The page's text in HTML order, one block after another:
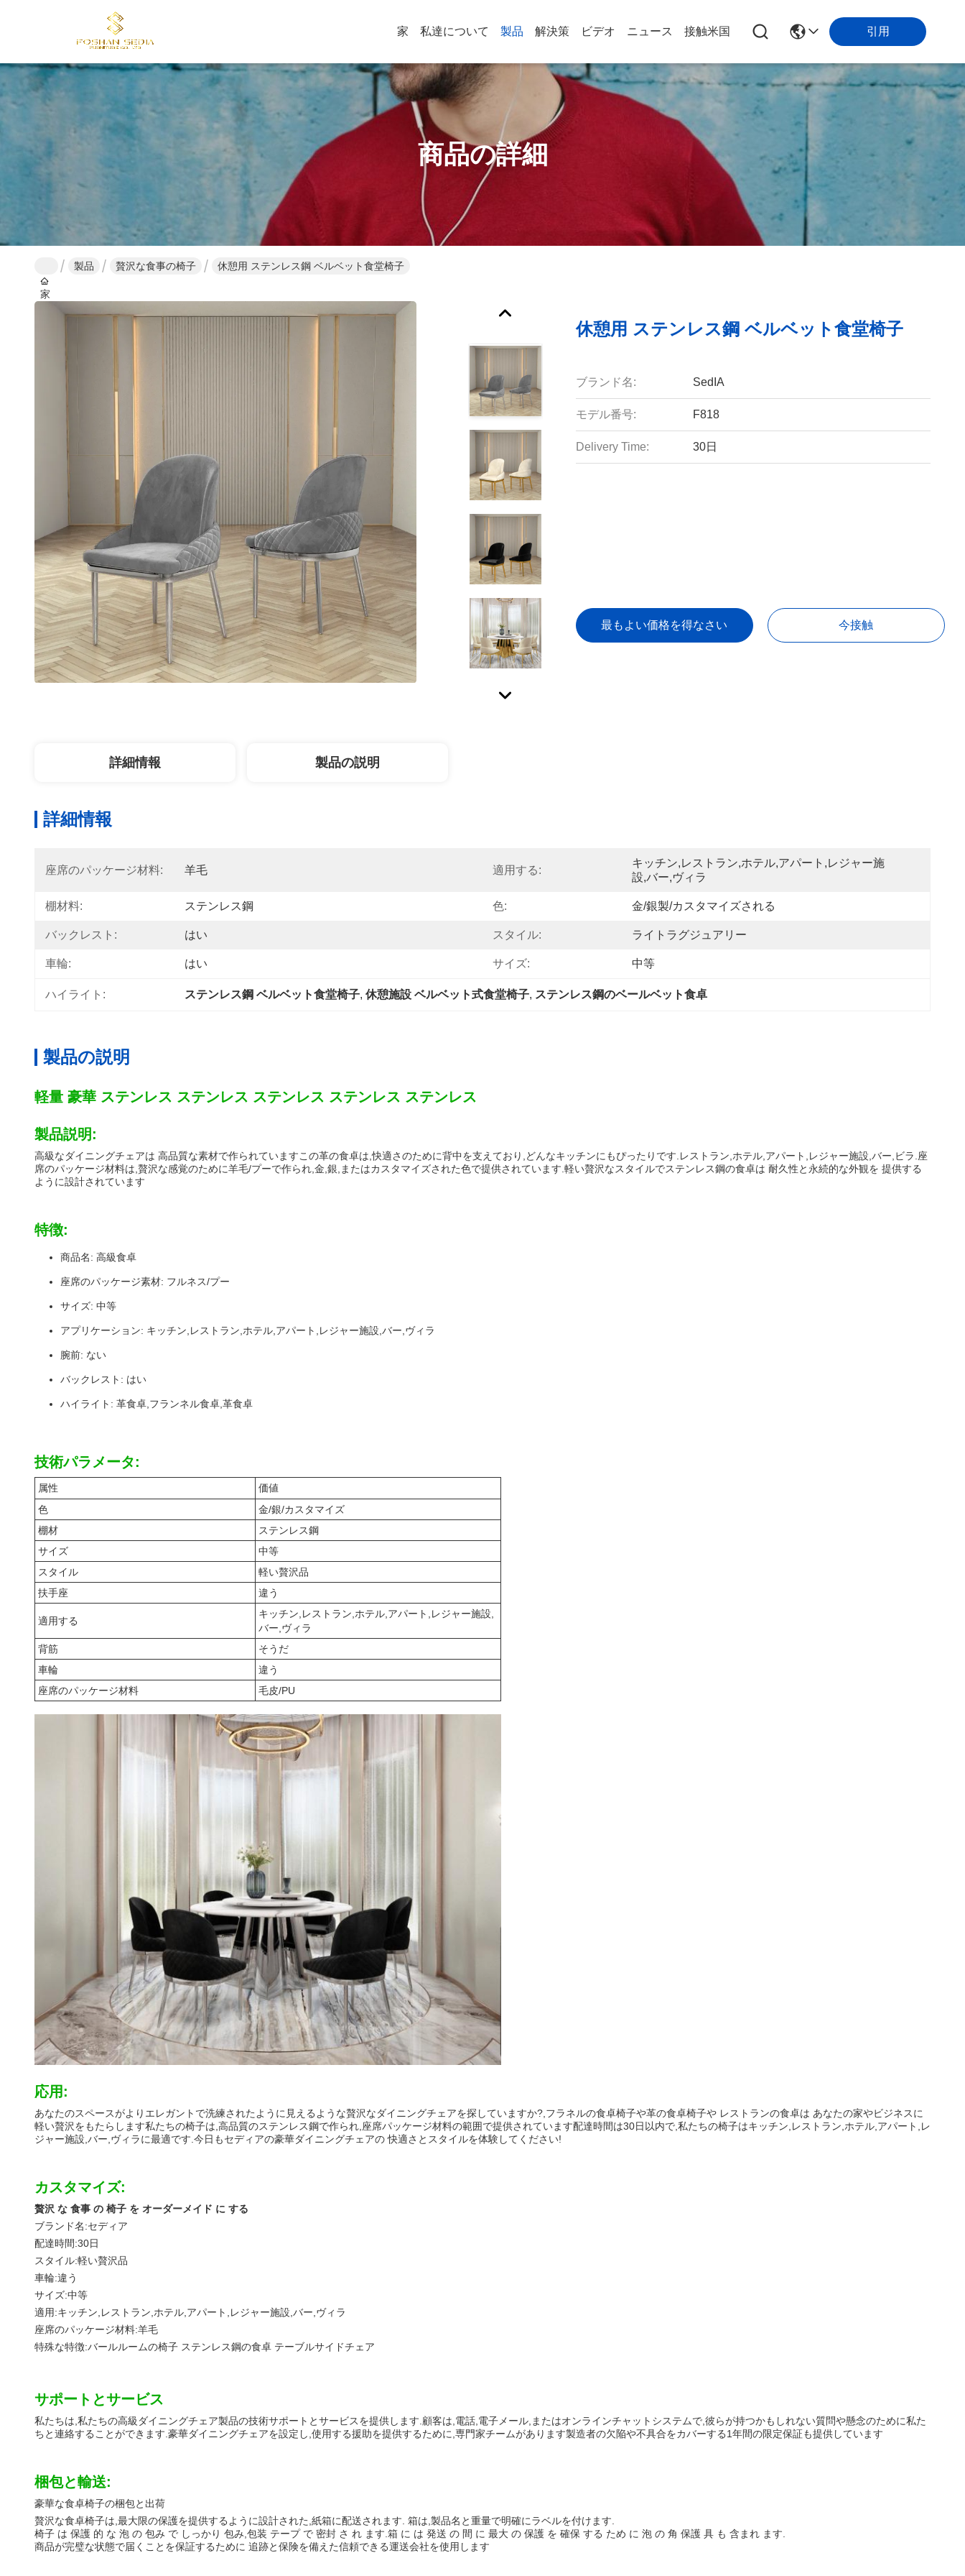
家 私達について 製品 解決策 ビデオ ニュース 接触米国 引用
商品の詳細
家
製品 贅沢な食事の椅子 休憩用 ステンレス鋼 ベルベット食堂椅子
休憩用 ステンレス鋼 ベルベット食堂椅子
ブランド名: SedIA
モデル番号: F818
Delivery Time: 30日
最もよい価格を得なさい 今接触
詳細情報 製品の説明
詳細情報
座席のパッケージ材料: 羊毛 適用する:
キッチン,レストラン,ホテル,アパート,レジャー施
設,バー,ヴィラ
棚材料: ステンレス鋼 色: 金/銀製/カスタマイズされる
バックレスト: はい スタイル: ライトラグジュアリー
車輪: はい サイズ: 中等
ハイライト: ステンレス鋼 ベルベット食堂椅子, 休憩施設 ベルベット式食堂椅子, ステンレス鋼のベールベット食卓
製品の説明
軽量 豪華 ステンレス ステンレス ステンレス ステンレス ステンレス
製品説明:
高級なダイニングチェアは 高品質な素材で作られていますこの革の食卓は,快適さのために背中を支えており,どんなキッチンにもぴったりです.レストラン,ホテル,アパート,レジャー施設,バー,ビラ.座
席のパッケージ材料は,贅沢な感覚のために羊毛/プーで作られ,金,銀,またはカスタマイズされた色で提供されています.軽い贅沢なスタイルでステンレス鋼の食卓は 耐久性と永続的な外観を 提供する
ように設計されています
特徴:
商品名: 高級食卓
座席のパッケージ素材: フルネス/プー
サイズ: 中等
アプリケーション: キッチン,レストラン,ホテル,アパート,レジャー施設,バー,ヴィラ
腕前: ない
バックレスト: はい
ハイライト: 革食卓,フランネル食卓,革食卓
技術パラメータ:
属性
価値
色
金/銀/カスタマイズ
棚材
ステンレス鋼
サイズ
中等
スタイル
軽い贅沢品
扶手座
違う
適用する
キッチン,レストラン,ホテル,アパート,レジャー施設,
バー,ヴィラ
背筋
そうだ
車輪
違う
座席のパッケージ材料
毛皮/PU
応用:
あなたのスペースがよりエレガントで洗練されたように見えるような贅沢なダイニングチェアを探していますか?,フラネルの食卓椅子や革の食卓椅子や レストランの食卓は あなたの家やビジネスに
軽い贅沢をもたらします私たちの椅子は,高品質のステンレス鋼で作られ,座席パッケージ材料の範囲で提供されています配達時間は30日以内で,私たちの椅子はキッチン,レストラン,ホテル,アパート,レ
ジャー施設,バー,ヴィラに最適です.今日もセディアの豪華ダイニングチェアの 快適さとスタイルを体験してください!
カスタマイズ:
贅沢 な 食事 の 椅子 を オーダーメイド に する
ブランド名:セディア
配達時間:30日
スタイル:軽い贅沢品
車輪:違う
サイズ:中等
適用:キッチン,レストラン,ホテル,アパート,レジャー施設,バー,ヴィラ
座席のパッケージ材料:羊毛
特殊な特徴:バールルームの椅子 ステンレス鋼の食卓 テーブルサイドチェア
サポートとサービス
私たちは,私たちの高級ダイニングチェア製品の技術サポートとサービスを提供します.顧客は,電話,電子メール,またはオンラインチャットシステムで,彼らが持つかもしれない質問や懸念のために私た
ちと連絡することができます.豪華ダイニングチェアを設定し,使用する援助を提供するために,専門家チームがあります製造者の欠陥や不具合をカバーする1年間の限定保証も提供しています
梱包と輸送:
豪華な食卓椅子の梱包と出荷
贅沢な食卓椅子は,最大限の保護を提供するように設計された,紙箱に配送されます. 箱は,製品名と重量で明確にラベルを付けます.
椅子 は 保護 的 な 泡 の 包み で しっかり 包み,包装 テープ で 密封 さ れ ます.箱 に は 発送 の 間 に 最大 の 保護 を 確保 する ため に 泡 の 角 保護 具 も 含まれ ます.
商品が完璧な状態で届くことを保証するために 追跡と保険を備えた信頼できる運送会社を使用します